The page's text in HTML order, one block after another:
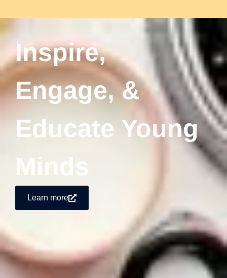
Inspire,
Engage, &
Educate Young
Minds
Learn more